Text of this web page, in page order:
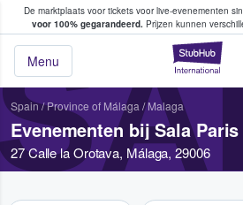
De marktplaats voor tickets voor live-evenementen
voor 100% gegarandeerd.Prijzen kunnen
Menu
tickets kopen en
Spain/Province of Málaga /Malaga
Evenementen bij Sala Paris
27 Calle la Orotava, Málaga, 29006